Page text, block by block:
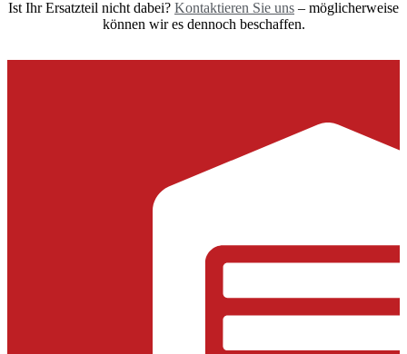
Ist Ihr Ersatzteil nicht dabei? Kontaktieren Sie uns – möglicherweise
können wir es dennoch beschaffen.